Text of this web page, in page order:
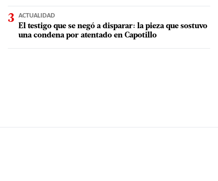
ACTUALIDAD
El testigo que se negó a disparar: la pieza que sostuvo
una condena por atentado en Capotillo